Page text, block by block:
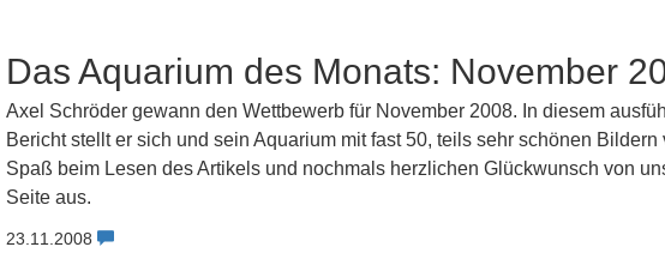
Das Aquarium des Monats: November
Axel Schröder gewann den Wettbewerb für November 2008. In diesem
Bericht stellt er sich und sein Aquarium mit fast 50, teils sehr schönen Bildern
Spaß beim Lesen des Artikels und nochmals herzlichen Glückwunsch von
Seite aus.
23.11.2008